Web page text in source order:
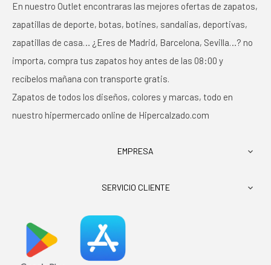
En nuestro Outlet encontraras las mejores ofertas de zapatos,
zapatillas de deporte, botas, botines, sandalias, deportivas,
zapatillas de casa… ¿Eres de Madrid, Barcelona, Sevilla…? no
importa, compra tus zapatos hoy antes de las 08:00 y
recíbelos mañana con transporte gratis.
Zapatos de todos los diseños, colores y marcas, todo en
nuestro hipermercado online de Hipercalzado.com
EMPRESA 
SERVICIO CLIENTE 